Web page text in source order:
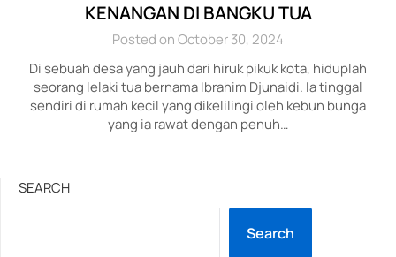
KENANGAN DI BANGKU TUA
Posted on October 30, 2024
Di sebuah desa yang jauh dari hiruk pikuk kota, hiduplah
seorang lelaki tua bernama Ibrahim Djunaidi. Ia tinggal
sendiri di rumah kecil yang dikelilingi oleh kebun bunga
yang ia rawat dengan penuh…
SEARCH
Search